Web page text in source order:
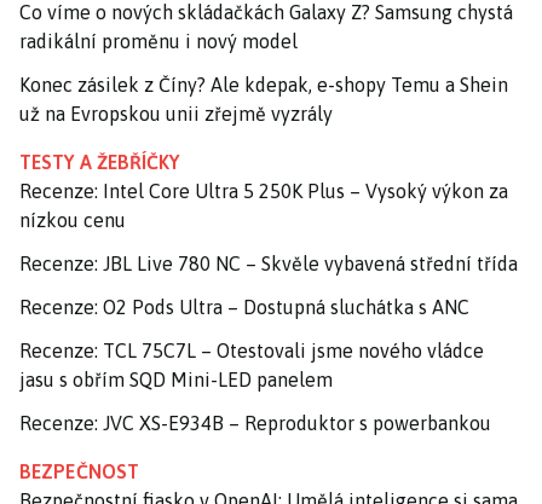
Co víme o nových skládačkách Galaxy Z? Samsung chystá
radikální proměnu i nový model
Konec zásilek z Číny? Ale kdepak, e-shopy Temu a Shein
už na Evropskou unii zřejmě vyzrály
TESTY A ŽEBŘÍČKY
Recenze: Intel Core Ultra 5 250K Plus – Vysoký výkon za
nízkou cenu
Recenze: JBL Live 780 NC – Skvěle vybavená střední třída
Recenze: O2 Pods Ultra – Dostupná sluchátka s ANC
Recenze: TCL 75C7L – Otestovali jsme nového vládce
jasu s obřím SQD Mini-LED panelem
Recenze: JVC XS-E934B – Reproduktor s powerbankou
BEZPEČNOST